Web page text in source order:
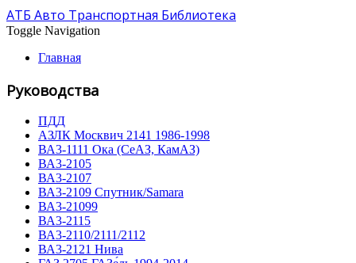
АТБ Авто Транспортная Библиотека
Toggle Navigation
Главная
Руководства
ПДД
АЗЛК Москвич 2141 1986-1998
ВА3-1111 Ока (СеАЗ, КамАЗ)
ВА3-2105
ВА3-2107
ВА3-2109 Спутник/Samara
ВА3-21099
ВА3-2115
ВА3-2110/2111/2112
ВА3-2121 Нива